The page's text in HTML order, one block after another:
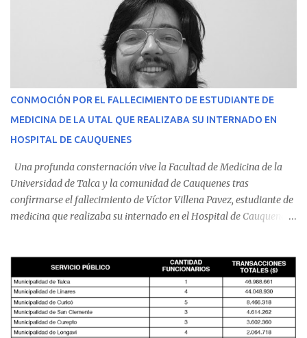
CONMOCIÓN POR EL FALLECIMIENTO DE ESTUDIANTE DE
MEDICINA DE LA UTAL QUE REALIZABA SU INTERNADO EN
HOSPITAL DE CAUQUENES
Una profunda consternación vive la Facultad de Medicina de la
Universidad de Talca y la comunidad de Cauquenes tras
confirmarse el fallecimiento de Víctor Villena Pavez, estudiante de
medicina que realizaba su internado en el Hospital de Cauquenes.
malestares físicos. Dada la complejidad de su estado de salud, el
equipo médico determinó su traslado de urgencia al Hospital
Regional de Talca y dado la urgencia la ambulancia partió hacia
Talca con escolta de Carabineros. En medio del traslado, el
estudiante de medicina de 25 años, se agravó y pese a los esfuerzos